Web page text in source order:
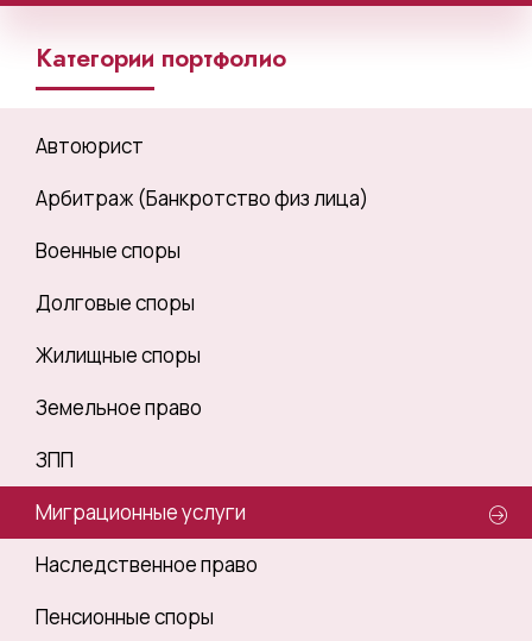
Категории портфолио
Автоюрист
Арбитраж (Банкротство физ лица)
Военные споры
Долговые споры
Жилищные споры
Земельное право
ЗПП
Миграционные услуги
Наследственное право
Пенсионные споры